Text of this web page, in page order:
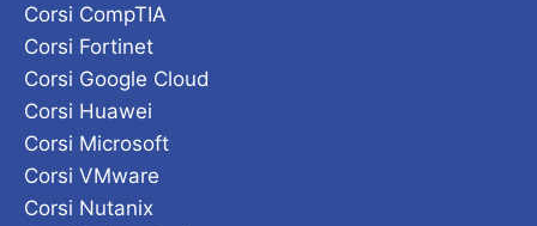
Corsi CompTIA
Corsi Fortinet
Corsi Google Cloud
Corsi Huawei
Corsi Microsoft
Corsi VMware
Corsi Nutanix